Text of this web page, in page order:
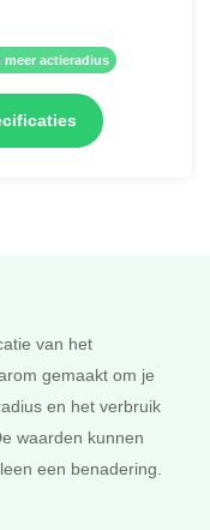
meer actieradius
van het
gemaakt om je
en het verbruik
waarden kunnen
een benadering.